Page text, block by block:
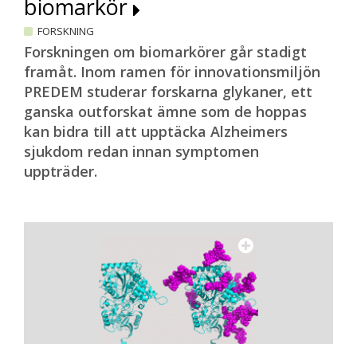
biomarkör
FORSKNING
Forskningen om biomarkörer går stadigt
framåt. Inom ramen för innovationsmiljön
PREDEM studerar forskarna glykaner, ett
ganska outforskat ämne som de hoppas
kan bidra till att upptäcka Alzheimers
sjukdom redan innan symptomen
uppträder.